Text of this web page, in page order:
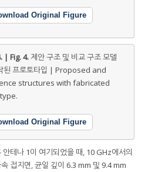
Original Figure
| Fig. 4. 제안 구조 및 비교 구조 모델
된 프로토타입 | Proposed and
structures with fabricated
Original Figure
테나 1이 여기되었을 때, 10 GHz에서의
접지면, 균일 깊이 6.3 mm 및 9.4 mm